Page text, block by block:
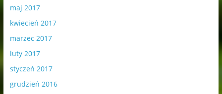
maj 2017
kwiecień 2017
marzec 2017
luty 2017
styczeń 2017
grudzień 2016